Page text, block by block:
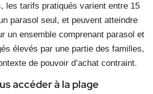
les tarifs pratiqués varient entre 15
parasol seul, et peuvent atteindre
un ensemble comprenant parasol et
élevés par une partie des familles,
de pouvoir d’achat contraint.
accéder à la plage